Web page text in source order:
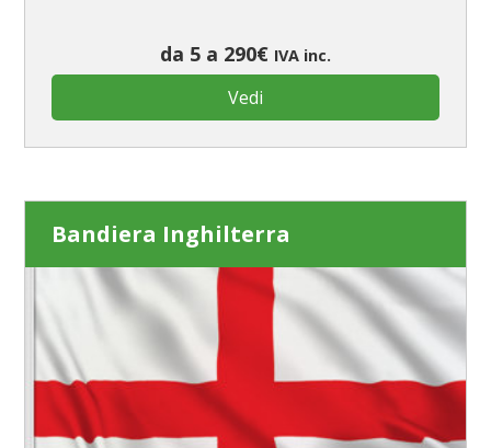
da 5 a 290€ IVA inc.
Vedi
Bandiera Inghilterra